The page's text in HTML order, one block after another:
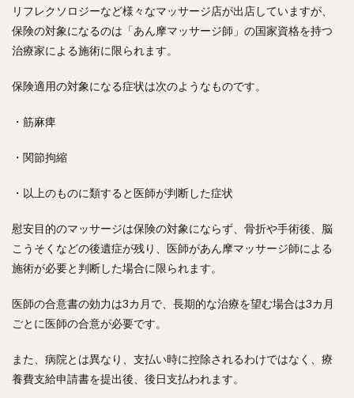
リフレクソロジーなど様々なマッサージ店が出店していますが、
保険の対象になるのは「あん摩マッサージ師」の国家資格を持つ
治療家による施術に限られます。
保険適用の対象になる症状は次のようなものです。
・筋麻痺
・関節拘縮
・以上のものに類すると医師が判断した症状
慰安目的のマッサージは保険の対象にならず、骨折や手術後、脳
こうそくなどの後遺症が残り、医師があん摩マッサージ師による
施術が必要と判断した場合に限られます。
医師の合意書の効力は3カ月で、長期的な治療を望む場合は3カ月
ごとに医師の合意が必要です。
また、病院とは異なり、支払い時に控除されるわけではなく、療
養費支給申請書を提出後、後日支払われます。